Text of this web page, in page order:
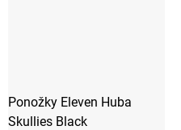
Ponožky Eleven Huba
Skullies Black